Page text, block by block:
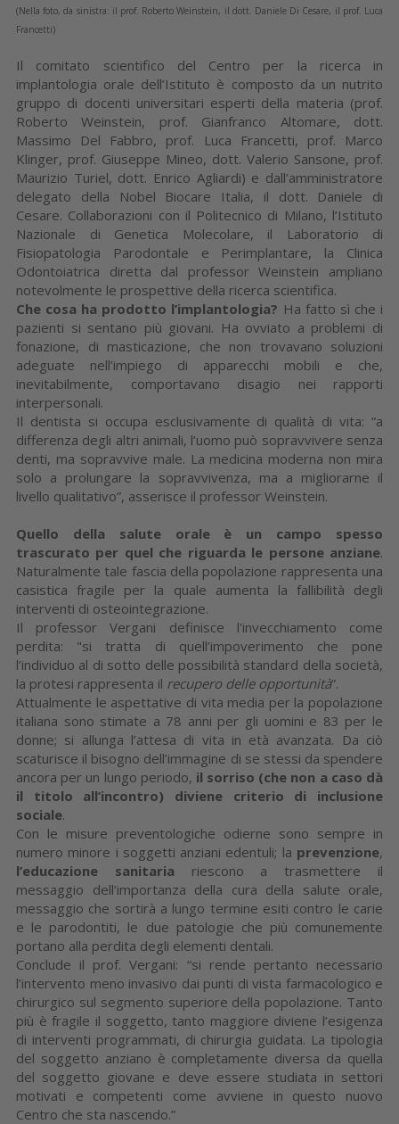
(Nella foto, da sinistra: il prof. Roberto Weinstein, il dott. Daniele Di Cesare, il prof. Luca
Francetti)
Il comitato scientifico del Centro per la ricerca in
implantologia orale dell’Istituto è composto da un nutrito
gruppo di docenti universitari esperti della materia (prof.
Roberto Weinstein, prof. Gianfranco Altomare, dott.
Massimo Del Fabbro, prof. Luca Francetti, prof. Marco
Klinger, prof. Giuseppe Mineo, dott. Valerio Sansone, prof.
Maurizio Turiel, dott. Enrico Agliardi) e dall’amministratore
delegato della Nobel Biocare Italia, il dott. Daniele di
Cesare. Collaborazioni con il Politecnico di Milano, l’Istituto
Nazionale di Genetica Molecolare, il Laboratorio di
Fisiopatologia Parodontale e Perimplantare, la Clinica
Odontoiatrica diretta dal professor Weinstein ampliano
notevolmente le prospettive della ricerca scientifica.
Che cosa ha prodotto l’implantologia? Ha fatto sì che i
pazienti si sentano più giovani. Ha ovviato a problemi di
fonazione, di masticazione, che non trovavano soluzioni
adeguate nell’impiego di apparecchi mobili e che,
inevitabilmente, comportavano disagio nei rapporti
interpersonali.
Il dentista si occupa esclusivamente di qualità di vita: “a
differenza degli altri animali, l’uomo può sopravvivere senza
denti, ma sopravvive male. La medicina moderna non mira
solo a prolungare la sopravvivenza, ma a migliorarne il
livello qualitativo”, asserisce il professor Weinstein.
Quello della salute orale è un campo spesso
trascurato per quel che riguarda le persone anziane.
Naturalmente tale fascia della popolazione rappresenta una
casistica fragile per la quale aumenta la fallibilità degli
interventi di osteointegrazione.
Il professor Vergani definisce l'invecchiamento come
perdita: "si tratta di quell’impoverimento che pone
l’individuo al di sotto delle possibilità standard della società,
la protesi rappresenta il recupero delle opportunità”.
Attualmente le aspettative di vita media per la popolazione
italiana sono stimate a 78 anni per gli uomini e 83 per le
donne; si allunga l’attesa di vita in età avanzata. Da ciò
scaturisce il bisogno dell’immagine di se stessi da spendere
ancora per un lungo periodo, il sorriso (che non a caso dà
il titolo all’incontro) diviene criterio di inclusione
sociale.
Con le misure preventologiche odierne sono sempre in
numero minore i soggetti anziani edentuli; la prevenzione,
l’educazione sanitaria riescono a trasmettere il
messaggio dell’importanza della cura della salute orale,
messaggio che sortirà a lungo termine esiti contro le carie
e le parodontiti, le due patologie che più comunemente
portano alla perdita degli elementi dentali.
Conclude il prof. Vergani: “si rende pertanto necessario
l’intervento meno invasivo dai punti di vista farmacologico e
chirurgico sul segmento superiore della popolazione. Tanto
più è fragile il soggetto, tanto maggiore diviene l’esigenza
di interventi programmati, di chirurgia guidata. La tipologia
del soggetto anziano è completamente diversa da quella
del soggetto giovane e deve essere studiata in settori
motivati e competenti come avviene in questo nuovo
Centro che sta nascendo.”